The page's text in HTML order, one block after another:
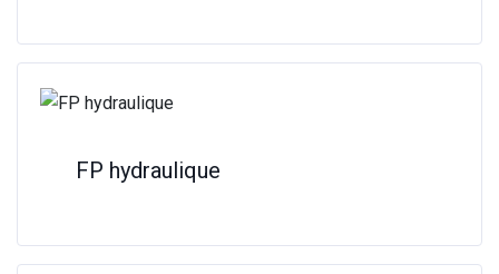
FP hydraulique